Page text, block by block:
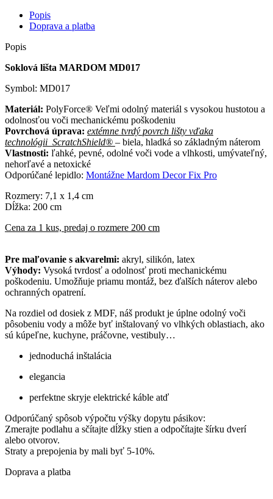
Popis
Doprava a platba
Popis
Soklová lišta MARDOM MD017
Symbol: MD017
Materiál: PolyForce® Veľmi odolný materiál s vysokou hustotou a
odolnosťou voči mechanickému poškodeniu
Povrchová úprava: extémne tvrdý povrch lišty vďaka
technológii ScratchShield® – biela, hladká so základným náterom
Vlastnosti: ľahké, pevné, odolné voči vode a vlhkosti, umývateľný,
nehorľavé a netoxické
Odporúčané lepidlo: Montážne Mardom Decor Fix Pro
Rozmery: 7,1 x 1,4 cm
Dĺžka: 200 cm
Cena za 1 kus, predaj o rozmere 200 cm
Pre maľovanie s akvarelmi: akryl, silikón, latex
Výhody: Vysoká tvrdosť a odolnosť proti mechanickému
poškodeniu. Umožňuje priamu montáž, bez ďalších náterov alebo
ochranných opatrení.
Na rozdiel od dosiek z MDF, náš produkt je úplne odolný voči
pôsobeniu vody a môže byť inštalovaný vo vlhkých oblastiach, ako
sú kúpeľne, kuchyne, práčovne, vestibuly…
jednoduchá inštalácia
elegancia
perfektne skryje elektrické káble atď
Odporúčaný spôsob výpočtu výšky dopytu pásikov:
Zmerajte podlahu a sčítajte dĺžky stien a odpočítajte šírku dverí
alebo otvorov.
Straty a prepojenia by mali byť 5-10%.
Doprava a platba